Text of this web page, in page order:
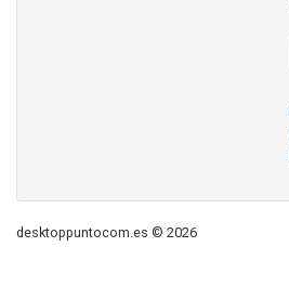
desktoppuntocom.es © 2026